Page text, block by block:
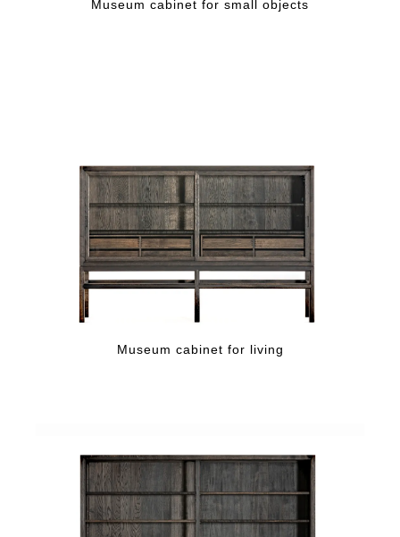
Museum cabinet for small objects
Museum cabinet for living